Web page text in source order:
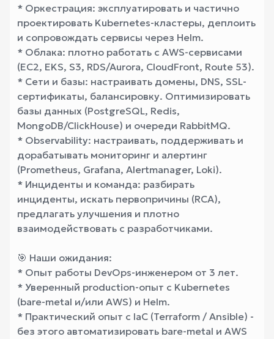
* Оркестрация: эксплуатировать и частично
проектировать Kubernetes-кластеры, деплоить
и сопровождать сервисы через Helm.
* Облака: плотно работать с AWS-сервисами
(EC2, EKS, S3, RDS/Aurora, CloudFront, Route 53).
* Сети и базы: настраивать домены, DNS, SSL-
сертификаты, балансировку. Оптимизировать
базы данных (PostgreSQL, Redis,
MongoDB/ClickHouse) и очереди RabbitMQ.
* Observability: настраивать, поддерживать и
дорабатывать мониторинг и алертинг
(Prometheus, Grafana, Alertmanager, Loki).
* Инциденты и команда: разбирать
инциденты, искать первопричины (RCA),
предлагать улучшения и плотно
взаимодействовать с разработчиками.
🎯 Наши ожидания:
* Опыт работы DevOps-инженером от 3 лет.
* Уверенный production-опыт с Kubernetes
(bare-metal и/или AWS) и Helm.
* Практический опыт с IaC (Terraform / Ansible) -
без этого автоматизировать bare-metal и AWS